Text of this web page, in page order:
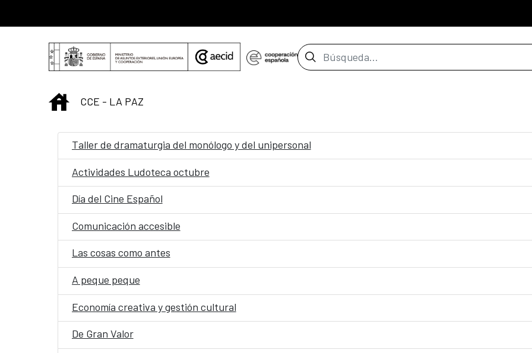
Barra de búsqueda
INICIO
CCE - LA PAZ
Taller de dramaturgia del monólogo y del unipersonal
Actividades Ludoteca octubre
Día del Cine Español
Comunicación accesible
Las cosas como antes
A peque peque
Economía creativa y gestión cultural
De Gran Valor